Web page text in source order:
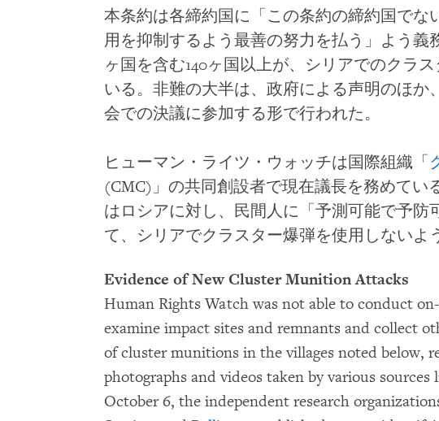
本条約は各締約国に「この条約の締約国でな
用を抑制するよう最善の努力を払う」よう義
ヶ国を含む140ヶ国以上が、シリアでのクラ
いる。非難の大半は、政府による声明のほか
会での決議に参加する形で行われた。
ヒューマン・ライツ・ウォッチは国際組織「
(CMC)」の共同創設者で現在議長を務めてい
はロシアに対し、民間人に「予測可能で予防
て、シリアでクラスター爆弾を使用しないよ
Evidence of New Cluster Munition Attacks
Human Rights Watch was not able to conduct
examine impact sites and remnants and collect
of cluster munitions in the villages noted below,
photographs and videos taken by various
October 6, the independent research